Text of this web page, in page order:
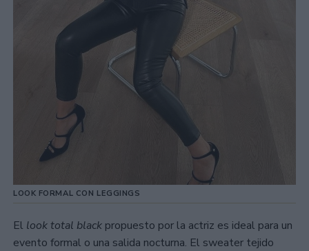
LOOK FORMAL CON LEGGINGS
El look total black propuesto por la actriz es ideal para un
evento formal o una salida nocturna. El sweater tejido